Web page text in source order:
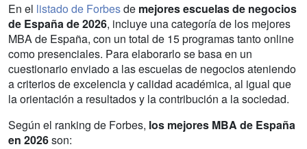
En el listado de Forbesde mejores escuelas de negocios
de España de 2026, incluye una categoría de los mejores
MBA de España, con un total de 15 programas tanto online
como presenciales. Para elaborarlo se basa en un
cuestionario enviado a las escuelas de negocios ateniendo
a criterios de excelencia y calidad académica, al igual que
la orientación a resultados y la contribución a la sociedad.
Según el ranking de Forbes, los mejores MBA de España
en 2026son: